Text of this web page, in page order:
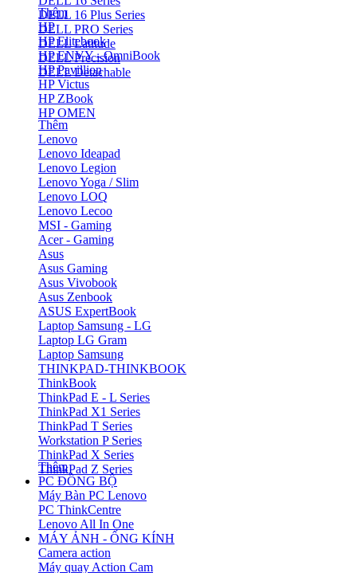
DELL 16 Plus Series
DELL PRO Series
DELL Latitude
DELL Precision
DELL Detachable
Thêm
HP
HP Elitebook
HP ENVY - OmniBook
HP Pavillion
HP Victus
HP ZBook
HP OMEN
Thêm
Lenovo
Lenovo Ideapad
Lenovo Legion
Lenovo Yoga / Slim
Lenovo LOQ
Lenovo Lecoo
MSI - Gaming
Acer - Gaming
Asus
Asus Gaming
Asus Vivobook
Asus Zenbook
ASUS ExpertBook
Laptop Samsung - LG
Laptop LG Gram
Laptop Samsung
THINKPAD-THINKBOOK
ThinkBook
ThinkPad E - L Series
ThinkPad X1 Series
ThinkPad T Series
Workstation P Series
ThinkPad X Series
ThinkPad Z Series
Thêm
PC ĐỒNG BỘ
Máy Bàn PC Lenovo
PC ThinkCentre
Lenovo All In One
MÁY ẢNH - ỐNG KÍNH
Camera action
Máy quay Action Cam